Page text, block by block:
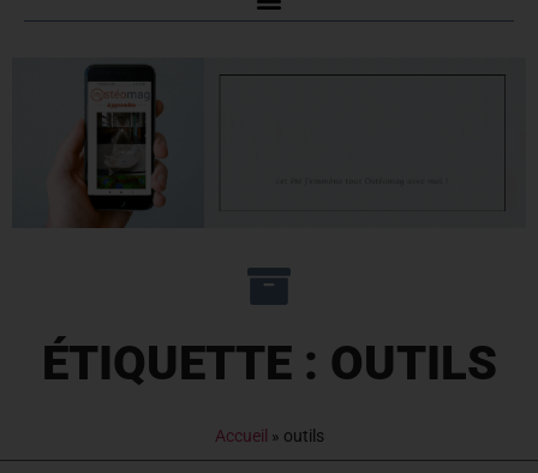
ÉTIQUETTE : OUTILS
Accueil » outils